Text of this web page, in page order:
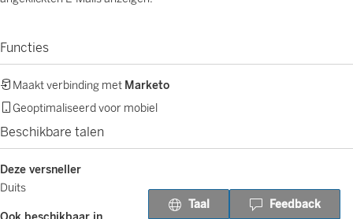
Functies
Maakt verbinding met Marketo
Geoptimaliseerd voor mobiel
Beschikbare talen
Deze versneller
Duits
Taal Feedback